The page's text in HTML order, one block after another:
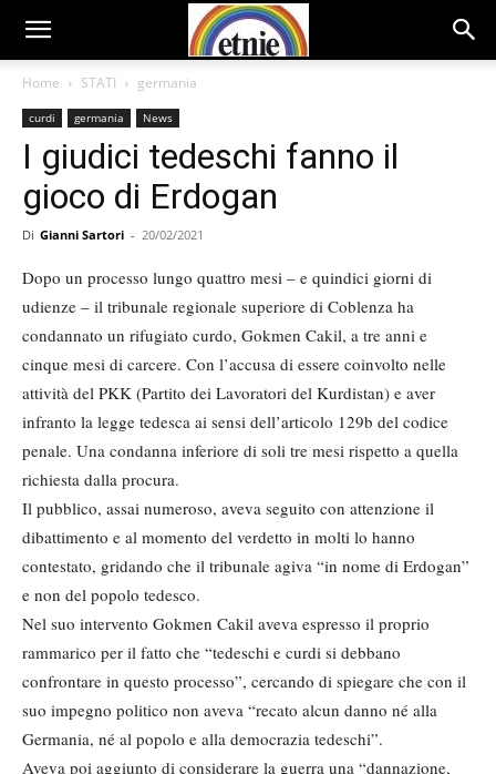
Home STATI germania
curdi germania News
I giudici tedeschi fanno il
gioco di Erdogan
Di Gianni Sartori - 20/02/2021
Dopo un processo lungo quattro mesi – e quindici giorni di
udienze – il tribunale regionale superiore di Coblenza ha
condannato un rifugiato curdo, Gokmen Cakil, a tre anni e
cinque mesi di carcere. Con l’accusa di essere coinvolto nelle
attività del PKK (Partito dei Lavoratori del Kurdistan) e aver
infranto la legge tedesca ai sensi dell’articolo 129b del codice
penale. Una condanna inferiore di soli tre mesi rispetto a quella
richiesta dalla procura.
Il pubblico, assai numeroso, aveva seguito con attenzione il
dibattimento e al momento del verdetto in molti lo hanno
contestato, gridando che il tribunale agiva “in nome di Erdogan”
e non del popolo tedesco.
Nel suo intervento Gokmen Cakil aveva espresso il proprio
rammarico per il fatto che “tedeschi e curdi si debbano
confrontare in questo processo”, cercando di spiegare che con il
suo impegno politico non aveva “recato alcun danno né alla
Germania, né al popolo e alla democrazia tedeschi”.
Aveva poi aggiunto di considerare la guerra una “dannazione,